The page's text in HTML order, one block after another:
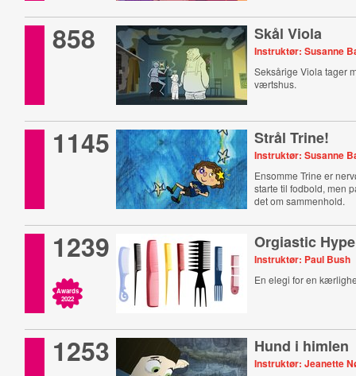
858 Skål Viola
Instruktør: Susanne
Seksårige Viola tager
værtshus.
1145 Strål Trine!
Instruktør: Susanne
Ensomme Trine er
starte til fodbold, men
det om sammenhold.
1239
Awards
2022
Orgiastic
Instruktør: Paul Bush
En elegi for en
1253 Hund i himlen
Instruktør: Jeanette